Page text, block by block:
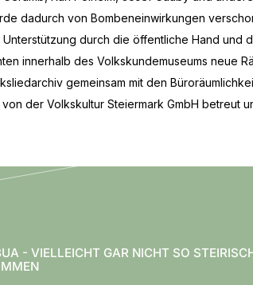
da­durch von Bom­ben­ein­wir­kun­gen
durch die öf­fent­li­che Hand und
in­ner­halb des Volks­kun­de­mu­se­ums neue
ge­mein­sam mit den
der Volkskultur Steiermark GmbH betreut
- VIELLEICHT GAR NICHT SO